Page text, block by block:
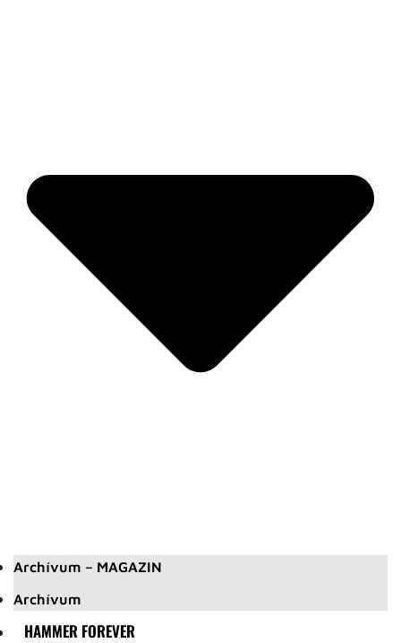
Archívum – MAGAZIN
Archívum
HAMMER FOREVER